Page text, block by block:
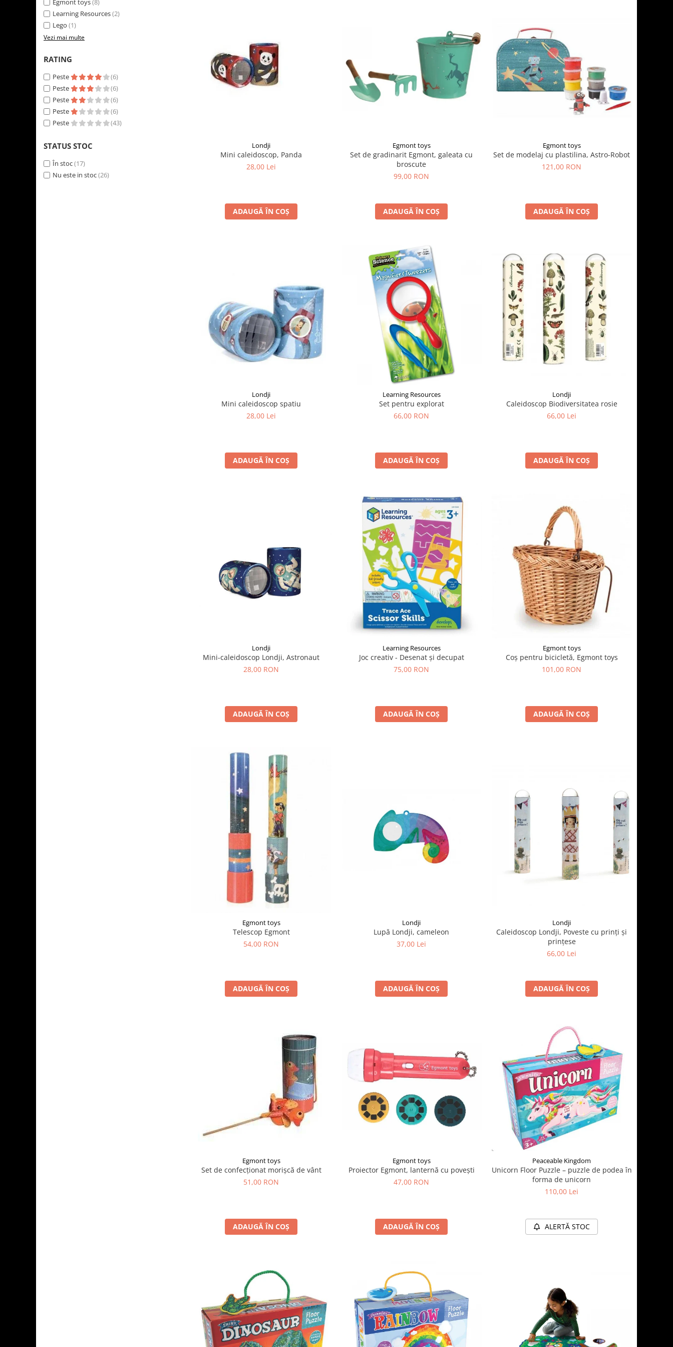
LEGO Creator Expert
LEGO Architecture
LEGO Ideas
Egmont toys(8)
Learning Resources(2)
Lego (1)
Vezi mai multe
RATING
Peste
(6)
Peste
(6)
Peste
(6)
Peste
(6)
Peste
(43)
STATUS STOC
În stoc(17)
Nu este in stoc(26)
Londji
Mini caleidoscop, Panda
28,00 Lei
ADAUGĂ ÎN COȘ
Egmont toys
Set de gradinarit Egmont, galeata cu
broscute
99,00 RON
ADAUGĂ ÎN COȘ
Egmont toys
Set de modelaj cu plastilina, Astro-Robot
121,00 RON
ADAUGĂ ÎN COȘ
Londji
Mini caleidoscop spatiu
28,00 Lei
ADAUGĂ ÎN COȘ
Learning Resources
Set pentru explorat
66,00 RON
ADAUGĂ ÎN COȘ
Londji
Caleidoscop Biodiversitatea rosie
66,00 Lei
ADAUGĂ ÎN COȘ
Londji
Mini-caleidoscop Londji, Astronaut
28,00 RON
ADAUGĂ ÎN COȘ
Learning Resources
Joc creativ - Desenat și decupat
75,00 RON
ADAUGĂ ÎN COȘ
Egmont toys
Coș pentru bicicletă, Egmont toys
101,00 RON
ADAUGĂ ÎN COȘ
Egmont toys
Telescop Egmont
54,00 RON
ADAUGĂ ÎN COȘ
Londji
Lupă Londji, cameleon
37,00 Lei
ADAUGĂ ÎN COȘ
Londji
Caleidoscop Londji, Poveste cu prinți și
prințese
66,00 Lei
ADAUGĂ ÎN COȘ
Egmont toys
Set de confecționat morișcă de vânt
51,00 RON
ADAUGĂ ÎN COȘ
Egmont toys
Proiector Egmont, lanternă cu povești
47,00 RON
ADAUGĂ ÎN COȘ
Peaceable Kingdom
Unicorn Floor Puzzle – puzzle de podea în
forma de unicorn
110,00 Lei
ALERTĂ STOC